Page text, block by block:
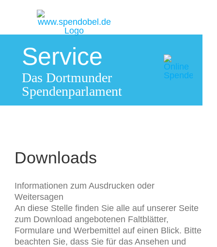
Service
Das Dortmunder
Spendenparlament
Downloads
Informationen zum Ausdrucken oder
Weitersagen
An diese Stelle finden Sie alle auf unserer Seite
zum Download angebotenen Faltblätter,
Formulare und Werbemittel auf einen Blick. Bitte
beachten Sie, dass Sie für das Ansehen und